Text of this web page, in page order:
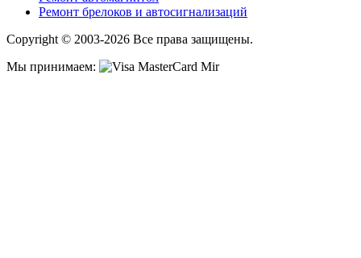
Ремонт брелоков и автосигнализаций
Copyright © 2003-2026 Все права защищены.
Мы принимаем: